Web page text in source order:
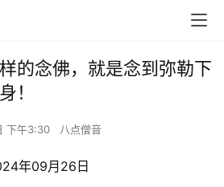
的念佛，就是念到弥勒下
！
下午3:30 八点僧音
年09月26日